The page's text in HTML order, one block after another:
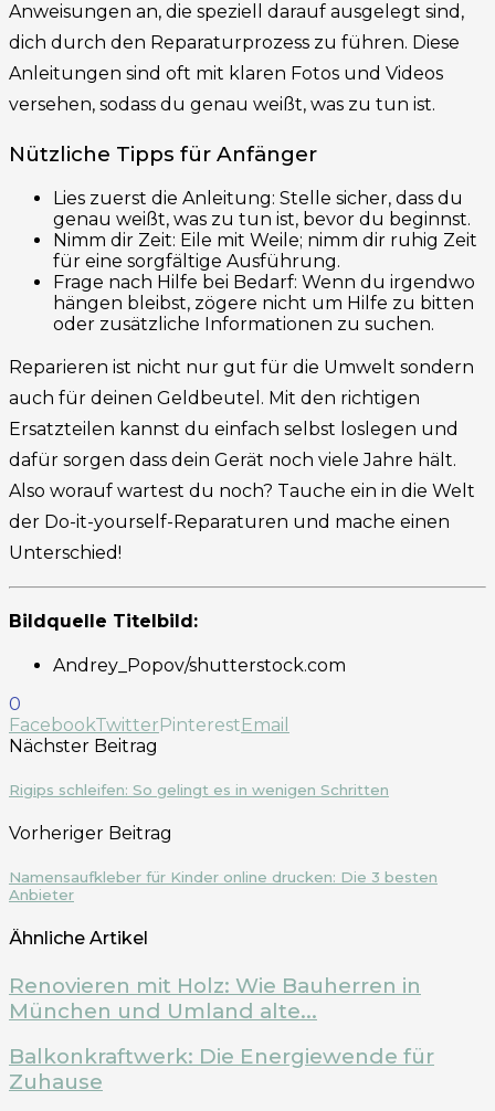
Anweisungen an, die speziell darauf ausgelegt sind,
dich durch den Reparaturprozess zu führen. Diese
Anleitungen sind oft mit klaren Fotos und Videos
versehen, sodass du genau weißt, was zu tun ist.
Nützliche Tipps für Anfänger
Lies zuerst die Anleitung: Stelle sicher, dass du
genau weißt, was zu tun ist, bevor du beginnst.
Nimm dir Zeit: Eile mit Weile; nimm dir ruhig Zeit
für eine sorgfältige Ausführung.
Frage nach Hilfe bei Bedarf: Wenn du irgendwo
hängen bleibst, zögere nicht um Hilfe zu bitten
oder zusätzliche Informationen zu suchen.
Reparieren ist nicht nur gut für die Umwelt sondern
auch für deinen Geldbeutel. Mit den richtigen
Ersatzteilen kannst du einfach selbst loslegen und
dafür sorgen dass dein Gerät noch viele Jahre hält.
Also worauf wartest du noch? Tauche ein in die Welt
der Do-it-yourself-Reparaturen und mache einen
Unterschied!
Bildquelle Titelbild:
Andrey_Popov/shutterstock.com
0
FacebookTwitterPinterestEmail
Nächster Beitrag
Rigips schleifen: So gelingt es in wenigen Schritten
Vorheriger Beitrag
Namensaufkleber für Kinder online drucken: Die 3 besten
Anbieter
Ähnliche Artikel
Renovieren mit Holz: Wie Bauherren in
München und Umland alte...
Balkonkraftwerk: Die Energiewende für
Zuhause